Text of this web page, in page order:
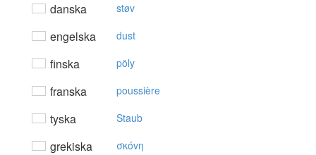
danska støv
engelska dust
finska pöly
franska poussière
tyska Staub
grekiska σκόvη